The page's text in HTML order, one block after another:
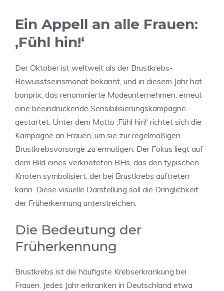
Ein Appell an alle Frauen:
‚Fühl hin!‘
Der Oktober ist weltweit als der Brustkrebs-
Bewusstseinsmonat bekannt, und in diesem Jahr hat
bonprix, das renommierte Modeunternehmen, erneut
eine beeindruckende Sensibilisierungskampagne
gestartet. Unter dem Motto ‚Fühl hin!‘ richtet sich die
Kampagne an Frauen, um sie zur regelmäßigen
Brustkrebsvorsorge zu ermutigen. Der Fokus liegt auf
dem Bild eines verknoteten BHs, das den typischen
Knoten symbolisiert, der bei Brustkrebs auftreten
kann. Diese visuelle Darstellung soll die Dringlichkeit
der Früherkennung unterstreichen.
Die Bedeutung der
Früherkennung
Brustkrebs ist die häufigste Krebserkrankung bei
Frauen. Jedes Jahr erkranken in Deutschland etwa